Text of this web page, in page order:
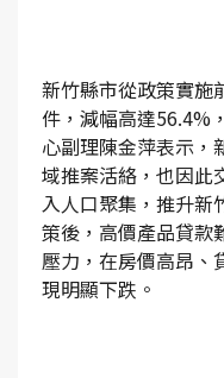
新竹縣市從政策實施
件，減幅高達56.4%
心副理陳金萍表示，
域推案活絡，也因此
入人口聚集，推升新
策後，高價產品貸款
壓力，在房價高昂、
現明顯下跌。